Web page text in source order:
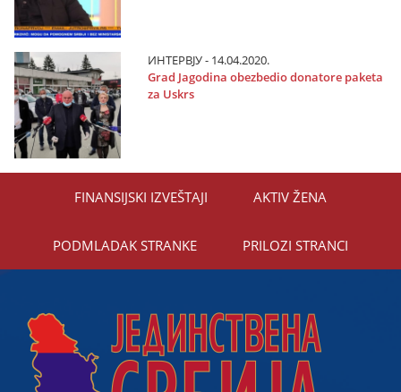
ИНТЕРВЈУ - 14.04.2020.
Grad Јagodina obezbedio donatore paketa
za Uskrs
FINANSIЈSKI IZVEŠTAЈI AKTIV ŽENA
PODMLADAK STRANKE PRILOZI STRANCI